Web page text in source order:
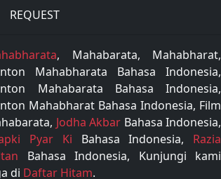
REQUEST
, Mahabarata, Mahabharat,
Mahabharata Bahasa Indonesia,
Mahabarata Bahasa Indonesia,
Mahabharat Bahasa Indonesia, Film
Jodha Akbar Bahasa Indonesia,
Pyar Ki Bahasa Indonesia, Razia
Bahasa Indonesia, Kunjungi kami
di Daftar Hitam.